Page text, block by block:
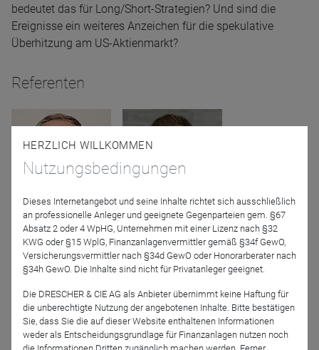
bedeutet das für Long/Short-Strategien? Und sind die
Ereignisse ein weiteres Anzeichen für die spekulative
Überhitzung am US-Aktienmarkt?
Referenten
Stefan Riße
ACATIS Investment KVG
mbH
Ufuk Boydak
LOYS AG
Moderation
HERZLICH WILLKOMMEN
Nutzungsbedingungen
Dieses Internetangebot und seine Inhalte richtet sich ausschließlich
an professionelle Anleger und geeignete Gegenparteien gem. §67
Absatz 2 oder 4 WpHG, Unternehmen mit einer Lizenz nach §32
KWG oder §15 WplG, Finanzanlagenvermittler gemäß §34f GewO,
Versicherungsvermittler nach §34d GewO oder Honorarberater nach
§34h GewO. Die Inhalte sind nicht für Privatanleger geeignet.
Die DRESCHER & CIE AG als Anbieter übernimmt keine Haftung für
die unberechtigte Nutzung der angebotenen Inhalte. Bitte bestätigen
Sie, dass Sie die auf dieser Website enthaltenen Informationen
weder als Entscheidungsgrundlage für Finanzanlagen nutzen noch